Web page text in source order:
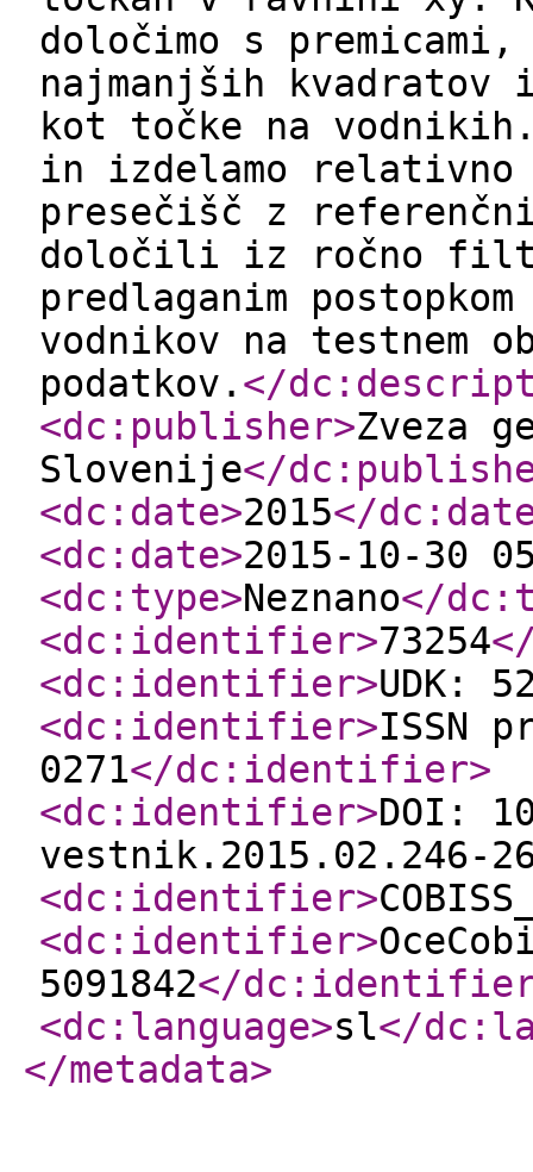
določimo s
najmanjših
kot točke na
in izdelamo relativno
presečišč z
določili iz ročno
predlaganim
vodnikov na testnem
podatkov. </
<dc:publisher>Zveza
Slovenije</
<dc:date>2015</
<dc:date>2015-10-30
<dc:type>Neznano</
<dc:identifier>73254
<dc:identifier>UDK:
<dc:identifier>ISSN
0271</dc:identifier>
<dc:identifier>DOI:
vestnik.2015.02.246-
<dc:identifier>
<dc:identifier>
5091842</
<dc:language>sl</
</metadata>